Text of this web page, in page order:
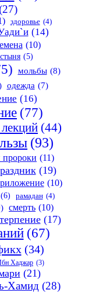
здоровье (4)
(14)
(10)
(5)
мольбы (8)
одежда (7)
(16)
(77)
лекций (44)
(93)
пророки (11)
(19)
(10)
(6) рамадан (4)
смерть (10)
терпение (17)
(67)
(34)
Хаджар (3)
(21)
Хамид (28)